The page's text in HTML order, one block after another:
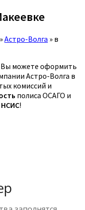
»Астро-Волга » в
Вы можете оформить
Астро-Волга в
комиссий и
полиса ОСАГО и
НСИС!